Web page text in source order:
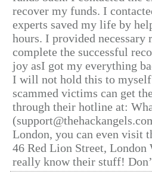
recover my funds. I
experts saved my life by
hours. I provided
complete the successful
joy asI got my everything
I will not hold this to
scammed victims can get
through their hotline at:
London, you can even visit
46 Red Lion Street, London
really know their stuff!